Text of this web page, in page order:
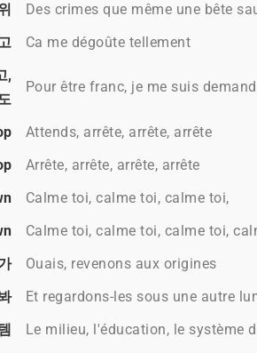
Des crimes que même une bête
Ca me dégoûte tellement
,
Pour être franc, je me suis
Attends, arrête, arrête, arrête
Arrête, arrête, arrête, arrête
Calme toi, calme toi, calme toi,
Calme toi, calme toi, calme toi,
Ouais, revenons aux origines
Et regardons-les sous une autre
Le milieu, l'éducation, le système